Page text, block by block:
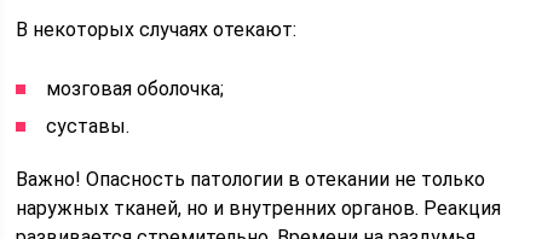
В некоторых случаях отекают:
мозговая оболочка;
суставы.
Важно! Опасность патологии в отекании не только
наружных тканей, но и внутренних органов. Реакция